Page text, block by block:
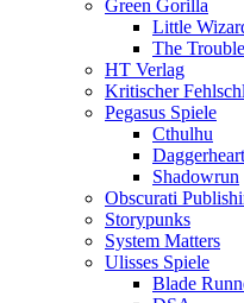
Green Gorilla
Little
The
HT Verlag
Kritischer
Pegasus Spiele
Cthulhu
Daggerheart
Shadowrun
Obscurati
Storypunks
System Matters
Ulisses Spiele
Blade